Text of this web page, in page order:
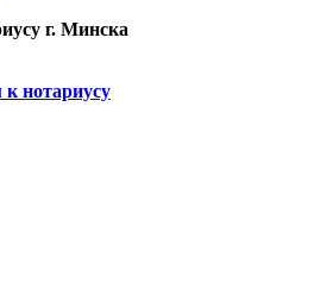
г. Минска
нотариусу